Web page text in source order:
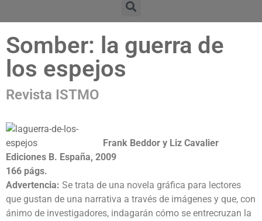
Somber: la guerra de
los espejos
Revista ISTMO
Frank Beddor y Liz Cavalier
Ediciones B. España, 2009
166 págs.
Advertencia: Se trata de una novela gráfica para lectores
que gustan de una narrativa a través de imágenes y que, con
ánimo de investigadores, indagarán cómo se entrecruzan la